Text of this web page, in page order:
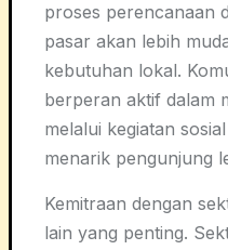
proses perencanaan
pasar akan lebih
kebutuhan lokal.
berperan aktif dalam
melalui kegiatan
menarik pengunjung
Kemitraan dengan
lain yang penting.